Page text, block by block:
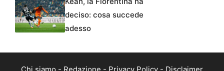
deciso: cosa succede
adesso